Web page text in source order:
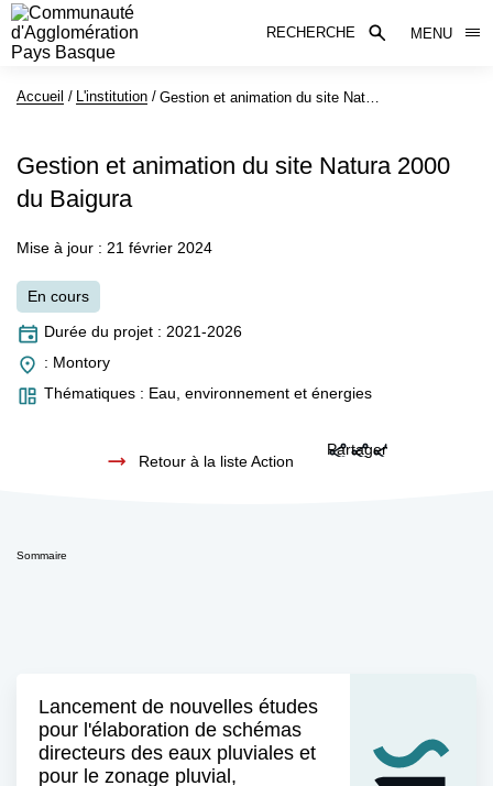
RECHERCHE MENU
Accueil L'institution Page active :
Gestion et animation du site Natura 2000 du Baigura
Gestion et animation du site Natura 2000
du Baigura
Mise à jour : 21 février 2024
En cours
Durée du projet : 2021-2026
: Montory
Thématiques : Eau, environnement et énergies
Retour à la liste Action
Partager
Sommaire
Lancement de nouvelles études
pour l'élaboration de schémas
directeurs des eaux pluviales et
pour le zonage pluvial,